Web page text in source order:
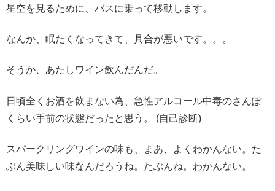
星空を見るために、バスに乗って移動します。
なんか、眠たくなってきて、具合が悪いです。。。
そうか、あたしワイン飲んだんだ。
日頃全くお酒を飲まない為、急性アルコール中毒のさんぽ
くらい手前の状態だったと思う。 (自己診断)
スパークリングワインの味も、まあ、よくわかんない。た
ぶん美味しい味なんだろうね。たぶんね。わかんない。